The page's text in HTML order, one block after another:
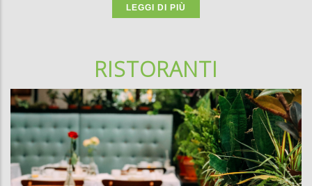
LEGGI DI PIÙ
RISTORANTI